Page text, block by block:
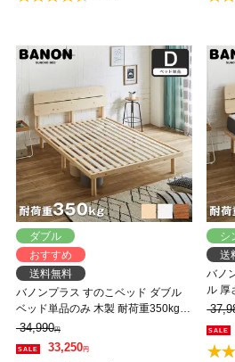
ダブル
おすすめ
送料無料
バノンプラス すのこベッド ダブル
ベッド単品のみ 木製 耐荷重350kg
組立簡単 棚付き コンセント 高さ4段
階 【大型家具配送】
34,990円
33,250円
シ
送
バノ
ル 厚
レス
簡単
【大